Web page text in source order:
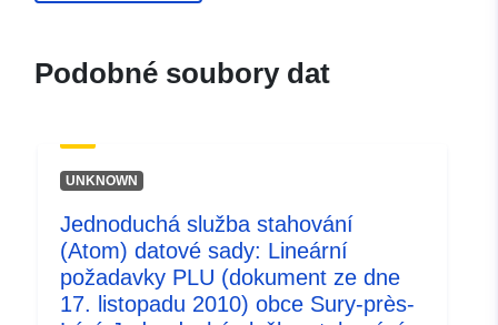
46ec95769e9a
Typ:
Datový zdroj:
http://inspire.ec.europa.eu/
codelist/ResourceType/services
Podobné soubory dat
UNKNOWN
Jednoduchá služba stahování
(Atom) datové sady: Lineární
požadavky PLU (dokument ze dne
17. listopadu 2010) obce Sury-près-